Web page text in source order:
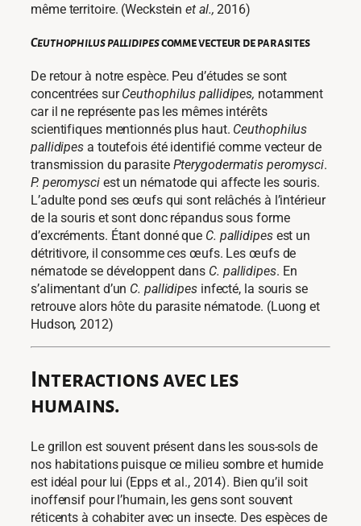
même territoire. (Wecksteinet al., 2016)
Ceuthophilus pallidipescomme vecteur de parasites
De retour à notre espèce. Peu d’études se sont
concentrées surCeuthophilus pallidipes, notamment
car il ne représente pas les mêmes intérêts
scientifiques mentionnés plus haut. Ceuthophilus
pallidipes a toutefois été identifié comme vecteur de
transmission du parasite Pterygodermatis peromysci.
P. peromysci est un nématode qui affecte les souris.
L’adulte pond ses œufs qui sont relâchés à l’intérieur
de la souris et sont donc répandus sous forme
d’excréments. Étant donné que C. pallidipesest un
détritivore, il consomme ces œufs. Les œufs de
nématode se développent dans C. pallidipes. En
s’alimentant d’un C. pallidipesinfecté, la souris se
retrouve alors hôte du parasite nématode. (Luong et
Hudson,2012)
Interactions avec les
humains.
Le grillon est souvent présent dans les sous-sols de
nos habitations puisque ce milieu sombre et humide
est idéal pour lui (Epps et al., 2014). Bien qu’il soit
inoffensif pour l’humain, les gens sont souvent
réticents à cohabiter avec un insecte. Des espèces de